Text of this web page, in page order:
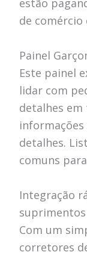
estão
de
Painel
Este painel
lidar com
detalhes
detalhes.
comuns
Integração
suprimentos
Com um
corretores